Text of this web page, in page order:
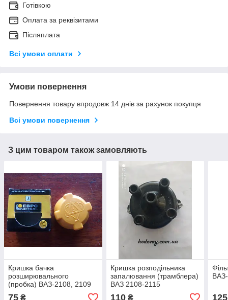
Готівкою
Оплата за реквізитами
Післяплата
Всі умови оплати
Умови повернення
Повернення товару впродовж 14 днів за рахунок покупця
Всі умови повернення
З цим товаром також замовляють
Кришка бачка
розширювального
(пробка) ВАЗ-2108, 2109
75 ₴
Кришка розподільника
запалювання (трамблера)
ВАЗ 2108-2115
110₴ 125